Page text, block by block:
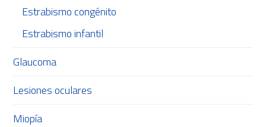
Estrabismo congénito
Estrabismo infantil
Glaucoma
Lesiones oculares
Miopía